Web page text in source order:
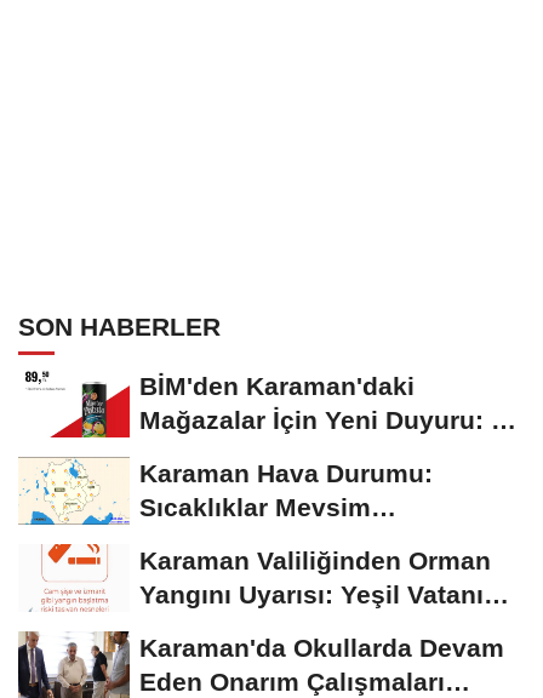
SON HABERLER
BİM'den Karaman'daki
Mağazalar İçin Yeni Duyuru: 11
Karaman Hava Durumu:
Sıcaklıklar Mevsim
Seyrediyor
Karaman Valiliğinden Orman
Yangını Uyarısı: Yeşil Vatanı
Karaman'da Okullarda Devam
Eden Onarım Çalışmaları